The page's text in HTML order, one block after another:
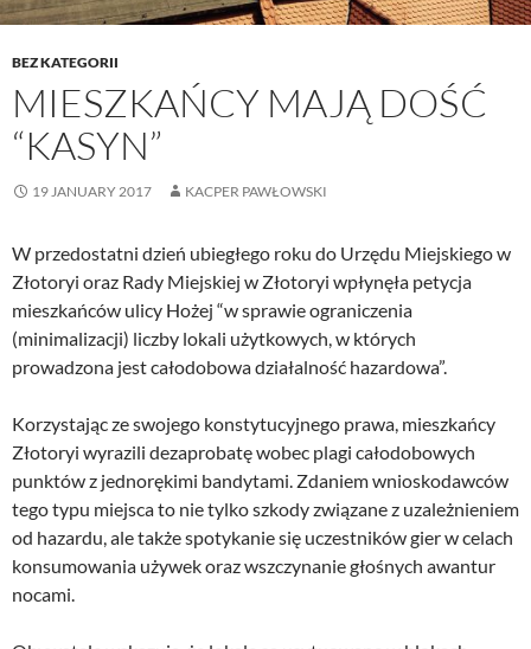
BEZ KATEGORII
MIESZKAŃCY MAJĄ DOŚĆ
“KASYN”
19 JANUARY 2017 KACPER PAWŁOWSKI
W przedostatni dzień ubiegłego roku do Urzędu Miejskiego w
Złotoryi oraz Rady Miejskiej w Złotoryi wpłynęła petycja
mieszkańców ulicy Hożej “w sprawie ograniczenia
(minimalizacji) liczby lokali użytkowych, w których
prowadzona jest całodobowa działalność hazardowa”.
Korzystając ze swojego konstytucyjnego prawa, mieszkańcy
Złotoryi wyrazili dezaprobatę wobec plagi całodobowych
punktów z jednorękimi bandytami. Zdaniem wnioskodawców
tego typu miejsca to nie tylko szkody związane z uzależnieniem
od hazardu, ale także spotykanie się uczestników gier w celach
konsumowania używek oraz wszczynanie głośnych awantur
nocami.